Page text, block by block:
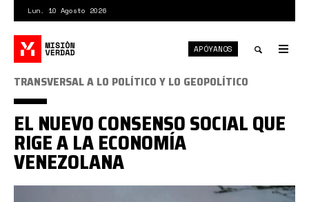
contenido
principal
Lun. 10 Agosto 2026
APÓYANOS
TRANSVERSAL A LO POLÍTICO Y LO GEOPOLÍTICO
EL NUEVO CONSENSO SOCIAL QUE
RIGE A LA ECONOMÍA
VENEZOLANA